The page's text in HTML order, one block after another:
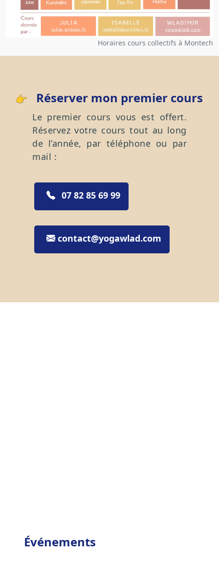
Horaires cours collectifs à Montech
Réserver mon premier cours
Le premier cours vous est offert.
Réservez votre cours tout au long
de l’année, par téléphone ou par
mail :
07 82 85 69 99
contact@yogawlad.com
Événements